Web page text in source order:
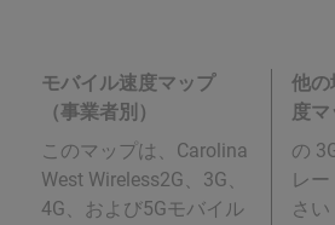
モバイル速度マップ
（事業者別）
このマップは、Carolina
West Wireless2G、3G、
4G、および5Gモバイル
他の
度
の
レ
さい